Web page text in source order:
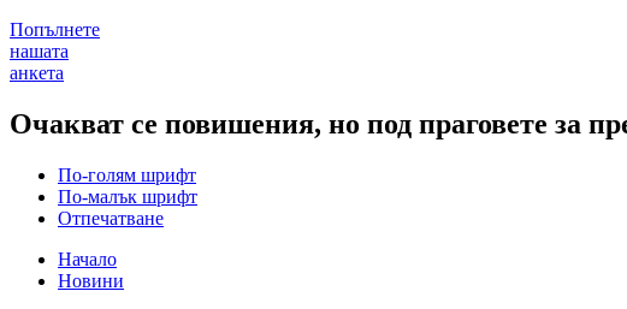
Попълнете
нашата
анкета
Очакват се повишения, но под праговете за
По-голям шрифт
По-малък шрифт
Отпечатване
Начало
Новини